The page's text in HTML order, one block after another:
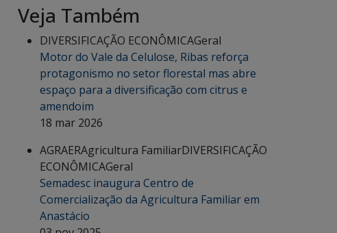
Veja Também
DIVERSIFICAÇÃO ECONÔMICAGeral
Motor do Vale da Celulose, Ribas reforça
protagonismo no setor florestal mas abre
espaço para a diversificação com citrus e
amendoim
18 mar 2026
AGRAERAgricultura FamiliarDIVERSIFICAÇÃO
ECONÔMICAGeral
Semadesc inaugura Centro de
Comercialização da Agricultura Familiar em
Anastácio